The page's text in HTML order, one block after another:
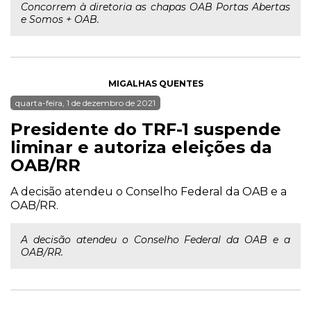
Concorrem à diretoria as chapas OAB Portas Abertas
e Somos + OAB.
MIGALHAS QUENTES
quarta-feira, 1 de dezembro de 2021
Presidente do TRF-1 suspende
liminar e autoriza eleições da
OAB/RR
A decisão atendeu o Conselho Federal da OAB e a
OAB/RR.
A decisão atendeu o Conselho Federal da OAB e a
OAB/RR.